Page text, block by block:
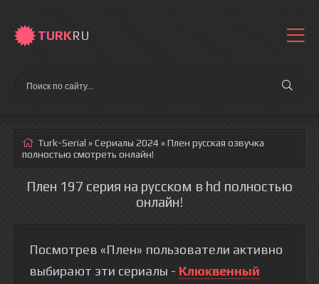
TURKRU
Turk-Serial »Сериалы 2024 » Плен русская озвучка
полностью смотреть онлайн!
Плен 197 серия на русском в hd полностью
онлайн!
Посмотрев «Плен» пользователи активно
выбирают эти сериалы - Клюквенный